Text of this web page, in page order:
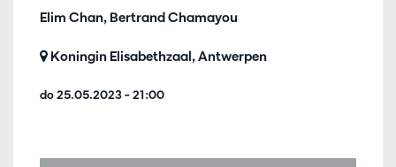
Elim Chan, Bertrand Chamayou
do 25.05.2023– 21:00
Koningin Elisabethzaal, Antwerpen